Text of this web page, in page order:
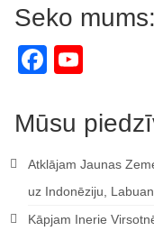
Seko mums:
Mūsu
Atklājam Jaunas
uz Indonēziju,
Kāpjam Inerie